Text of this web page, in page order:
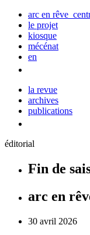
arc en rêve
le projet
kiosque
mécénat
en
la revue
archives
publications
éditorial
Fin de
arc en
30 avril 2026